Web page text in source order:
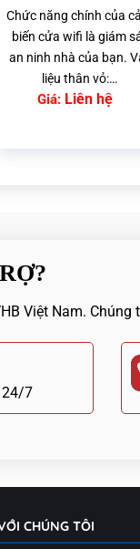
Chức năng chính của
biến cửa wifi là giám
an ninh nhà của bạn.
liệu thân vỏ:…
Giá: Liên hệ
Việt Nam.
24/7
CHÚNG TÔI